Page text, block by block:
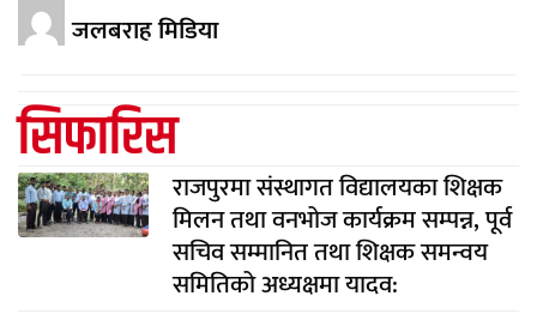
जलबराह मिडिया
सिफारिस
राजपुरमा संस्थागत विद्यालयका शिक्षक
मिलन तथा वनभोज कार्यक्रम सम्पन्न, पूर्व
सचिव सम्मानित तथा शिक्षक समन्वय
समितिको अध्यक्षमा यादव: